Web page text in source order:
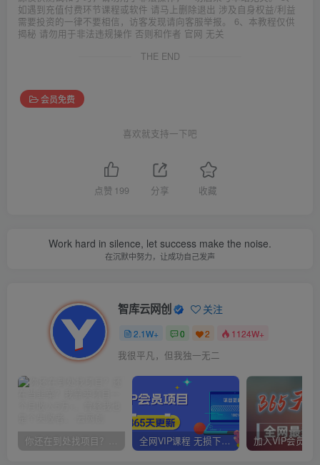
如遇到充值付费环节课程或软件 请马上删除退出 涉及自身权益/利益
需要投资的一律不要相信，访客发现请向客服举报。 6、本教程仅供
揭秘 请勿用于非法违规操作 否则和作者 官网 无关
THE END
会员免费
喜欢就支持一下吧
点赞 199 分享 收藏
Work hard in silence, let success make the noise.
在沉默中努力，让成功自己发声
智库云网创 关注
2.1W+ 0 2 1124W+
我很平凡，但我独一无二
你还在到处找项目？还在当韭菜？我靠卖项目一个月收入5万+，曾经我也是个失败者。 全网VIP课程 无损下载~